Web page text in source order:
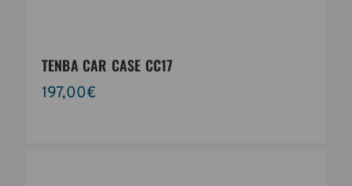
TENBA CAR CASE CC17
197,00€